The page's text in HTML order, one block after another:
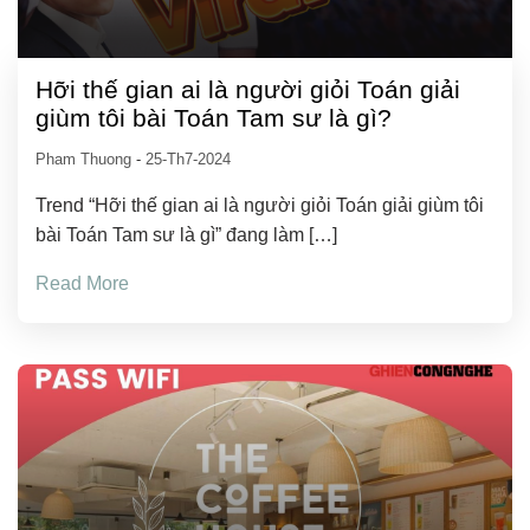
Hỡi thế gian ai là người giỏi Toán giải
giùm tôi bài Toán Tam sư là gì?
Pham Thuong - 25-Th7-2024
Trend “Hỡi thế gian ai là người giỏi Toán giải giùm tôi
bài Toán Tam sư là gì” đang làm […]
Read More